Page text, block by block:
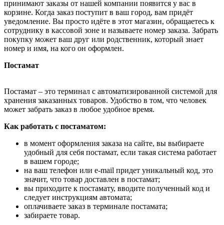
принимают заказы от нашей компании появится у вас в
корзине. Когда заказ поступит в ваш город, вам придёт
уведомление. Вы просто идёте в этот магазин, обращаетесь к
сотруднику в кассовой зоне и называете номер заказа. Забрать
покупку может ваш друг или родственник, который знает
номер и имя, на кого он оформлен.
Постамат
Постамат – это терминал с автоматизированной системой для
хранения заказанных товаров. Удобство в том, что человек
может забрать заказ в любое удобное время.
Как работать с постаматом:
в момент оформления заказа на сайте, вы выбираете
удобный для себя постамат, если такая система работает
в вашем городе;
на ваш телефон или e-mail придет уникальный код, это
значит, что товар доставлен в постамат;
вы приходите к постамату, вводите полученный код и
следует инструкциям автомата;
оплачиваете заказ в терминале постамата;
забираете товар.